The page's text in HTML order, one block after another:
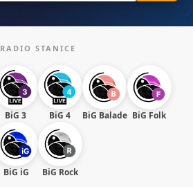
RADIO STANICE
BiG 3 BiG 4 BiG Balade BiG Folk
BiG iG BiG Rock